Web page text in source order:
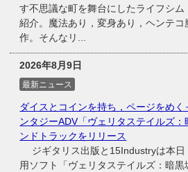
す不思議な町を舞台にしたライフシ
紹介。魔法あり，変身あり，ヘンテコ
作。そんなリ...
2026年8月9日
最新ニュース
ダイスとコインを持ち，ページをめ
ンタジーADV「ヴェリタステイルズ
ンドトラックをリリース
ジギタリス出版と15Industryは本日
用ソフト「ヴェリタステイルズ：暗黒